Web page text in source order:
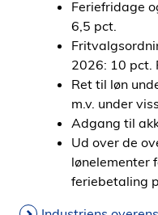
Feriefridage
6,5 pct.
2026: 10 pct.
Ret til løn
m.v. under
Adgang til
Ud over de
lønelementer
feriebetaling